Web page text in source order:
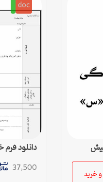
خرید
doc
دانلود
37,500